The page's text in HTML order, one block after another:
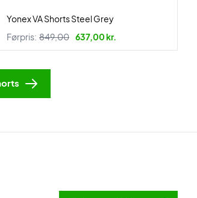
Yonex VA Shorts Steel Grey
Førpris: 849,00 637,00 kr.